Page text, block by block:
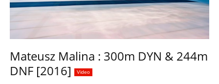
Mateusz Malina : 300m DYN & 244m
DNF [2016]
Video